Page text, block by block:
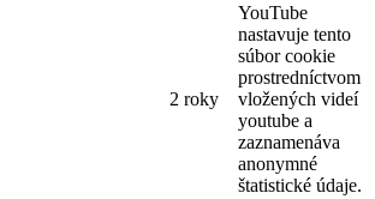
2 roky
YouTube
nastavuje tento
súbor cookie
prostredníctvom
vložených videí
youtube a
zaznamenáva
anonymné
štatistické údaje.